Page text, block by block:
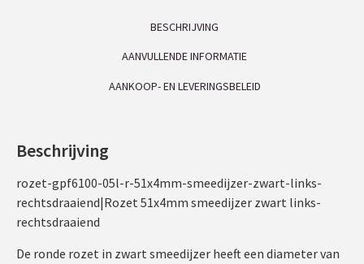
BESCHRIJVING
AANVULLENDE INFORMATIE
AANKOOP- EN LEVERINGSBELEID
Beschrijving
rozet-gpf6100-05l-r-51x4mm-smeedijzer-zwart-links-
rechtsdraaiend|Rozet 51x4mm smeedijzer zwart links-
rechtsdraaiend
De ronde rozet in zwart smeedijzer heeft een diameter van